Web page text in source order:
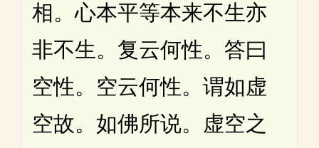
相。心本平等本来不生亦
非不生。复云何性。答曰
空性。空云何性。谓如虚
空故。如佛所说。虚空之